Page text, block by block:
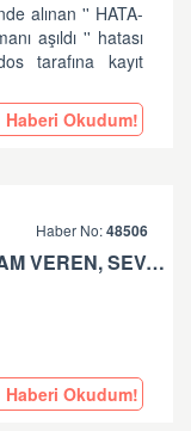
alınan '' HATA-
aşıldı '' hatası
tarafına kayıt
Haberi Okudum!
Haber No:48506
GÜÇLERIYLE ILHAM VEREN, SEVGILERIYLE YOLUMUZU AYDINLATAN TÜM BABALARIN BABALAR GÜNÜ KUTLU OLSUN.
Haberi Okudum!